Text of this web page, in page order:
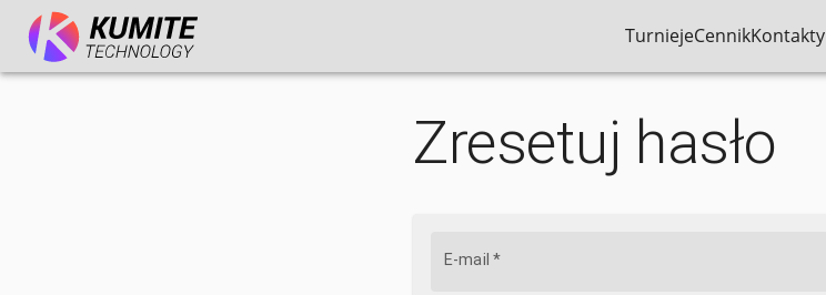
TurniejeCennikKontakty
Zresetuj hasło
E-mail *